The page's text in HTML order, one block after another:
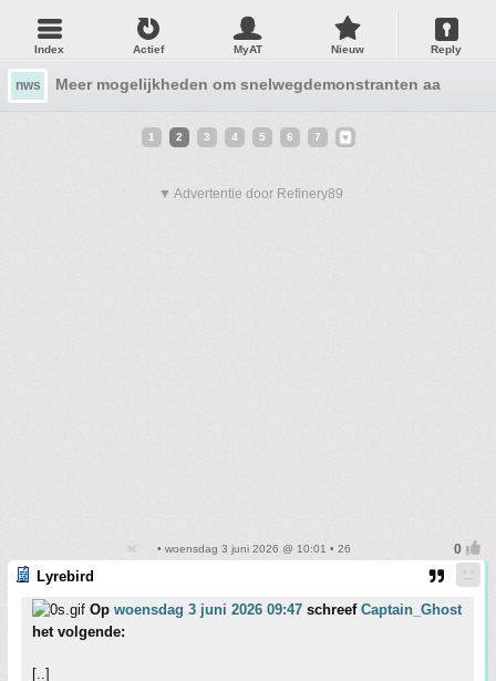
Index Actief MyAT Nieuw Reply
nws Meer mogelijkheden om snelwegdemonstranten aan te
1 2 3 4 5 6 7
▼ Advertentie door Refinery89
• woensdag 3 juni 2026 @ 10:01 • 26
Lyrebird
Op woensdag 3 juni 2026 09:47 schreef Captain_Ghost
het volgende:
[..]